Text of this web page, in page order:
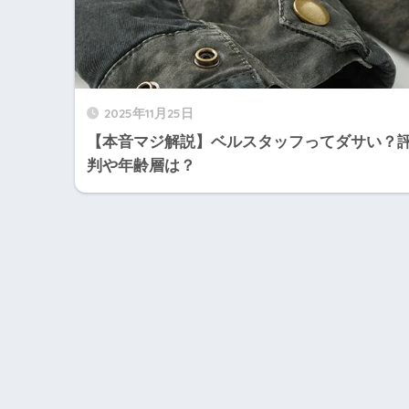
2025年11月25日
【本音マジ解説】ベルスタッフってダサい？
判や年齢層は？